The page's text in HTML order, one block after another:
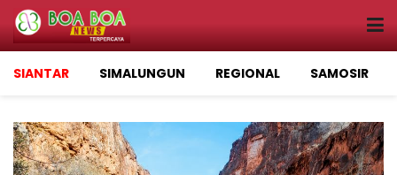
SIANTAR SIMALUNGUN REGIONAL SAMOSIR